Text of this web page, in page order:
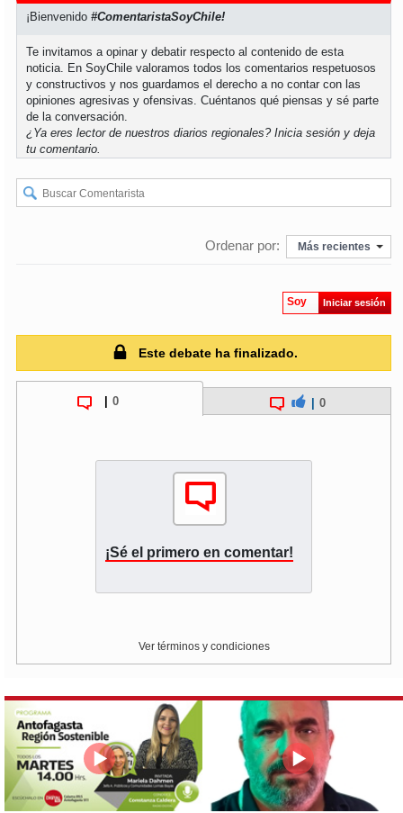
¡Bienvenido#ComentaristaSoyChile!
Te invitamos a opinar y debatir respecto al contenido de esta
noticia. En SoyChile valoramos todos los comentarios respetuosos
y constructivos y nos guardamos el derecho a no contar con las
opiniones agresivas y ofensivas. Cuéntanos qué piensas y sé parte
de la conversación.
¿Ya eres lector de nuestros diarios regionales?Inicia sesión y deja
tu comentario.
Ordenar por: Más recientes
Soy Iniciar sesión
Este debate ha finalizado.
0 0
¡Sé el primero en comentar!
Ver términos y condiciones